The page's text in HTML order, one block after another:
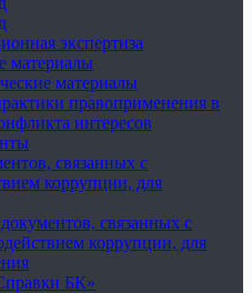
экспертиза
материалы
материалы
правоприменения в
интересов
связанных с
коррупции, для
связанных с
коррупции, для
БК»